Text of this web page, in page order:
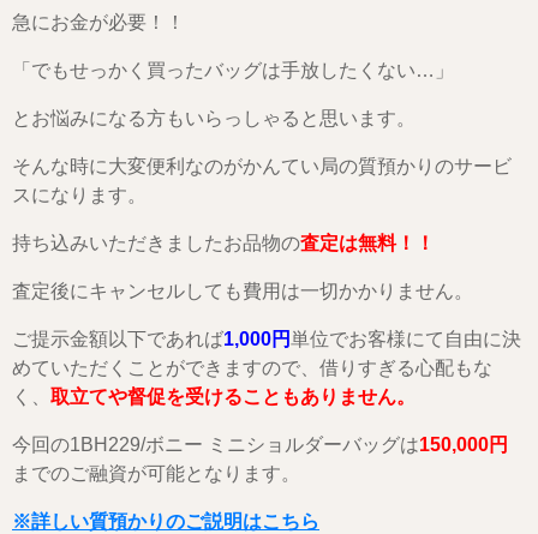
急にお金が必要！！
「でもせっかく買ったバッグは手放したくない…」
とお悩みになる方もいらっしゃると思います。
そんな時に大変便利なのがかんてい局の質預かりのサービ
スになります。
持ち込みいただきましたお品物の査定は無料！！
査定後にキャンセルしても費用は一切かかりません。
ご提示金額以下であれば1,000円単位でお客様にて自由に決
めていただくことができますので、借りすぎる心配もな
く、 取立てや督促を受けることもありません。
今回の1BH229/ボニー ミニショルダーバッグは150,000円
までのご融資が可能となります。
※詳しい質預かりのご説明はこちら